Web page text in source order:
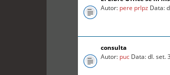
Autor: pere prlpz Data:
consulta
Autor: puc Data: dl. set.